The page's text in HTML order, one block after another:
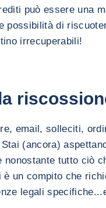
può essere una
possibilità di
irrecuperabili!
email, solleciti,
(ancora)
nonostante tutto ciò
è un compito che
legali